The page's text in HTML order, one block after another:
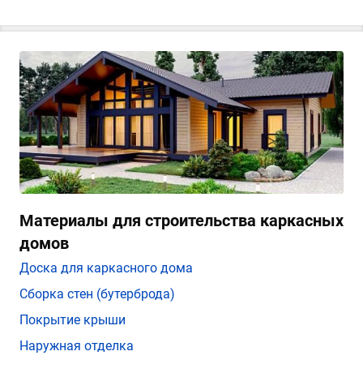
Материалы для строительства каркасных
домов
Доска для каркасного дома
Сборка стен (бутерброда)
Покрытие крыши
Наружная отделка